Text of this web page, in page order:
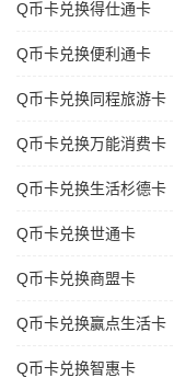
Q币卡兑换得仕通卡
Q币卡兑换便利通卡
Q币卡兑换同程旅游卡
Q币卡兑换万能消费卡
Q币卡兑换生活杉德卡
Q币卡兑换世通卡
Q币卡兑换商盟卡
Q币卡兑换赢点生活卡
Q币卡兑换智惠卡